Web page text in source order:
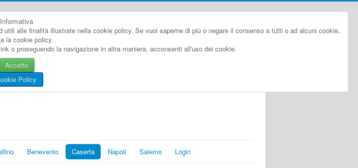
Informativa
alle finalità illustrate nella cookie policy. Se vuoi saperne di più o negare il consenso a tutti o ad alcuni cookie,
la cookie policy.
o proseguendo la navigazione in altra maniera, acconsenti all'uso dei cookie.
Accetto
Policy
Benevento Caserta Napoli Salerno Login